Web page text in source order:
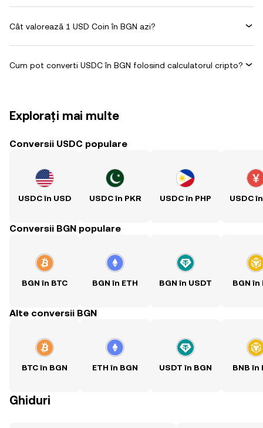
Cât valorează 1 USD Coin în BGN azi?
Cum pot converti USDC în BGN folosind calculatorul cripto?
Explorați mai multe
Conversii USDC populare
USDC în USD USDC în PKR USDC în PHP USDC
Conversii BGN populare
BGN în BTC BGN în ETH BGN în USDT BGN în
Alte conversii BGN
BTC în BGN ETH în BGN USDT în BGN BNB în
Ghiduri